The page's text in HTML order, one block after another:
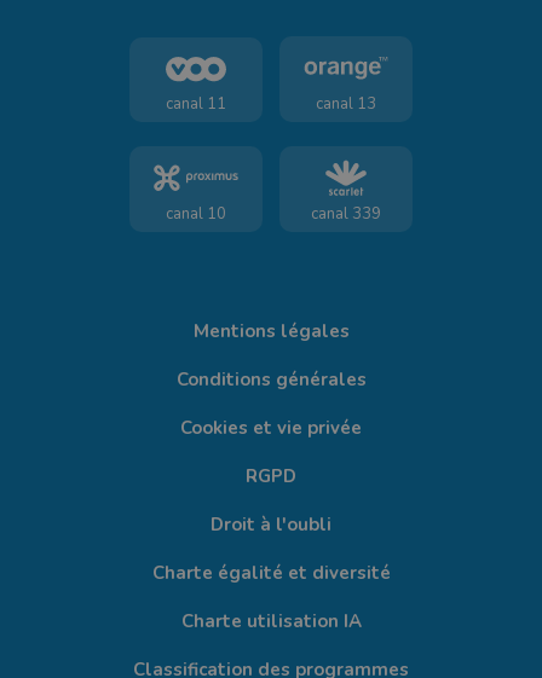
canal 11 canal 13
canal 10 canal 339
Mentions légales
Conditions générales
Cookies et vie privée
RGPD
Droit à l'oubli
Charte égalité et diversité
Charte utilisation IA
Classification des programmes